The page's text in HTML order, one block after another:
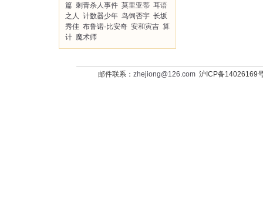
篇 刺青杀人事件 莫里亚蒂 耳语
之人 计数器少年 鸟饲否宇 长坂
秀佳 布鲁诺·比安奇 安和寅吉 算
计 魔术师
邮件联系： zhejiong@126.com沪ICP备14026169